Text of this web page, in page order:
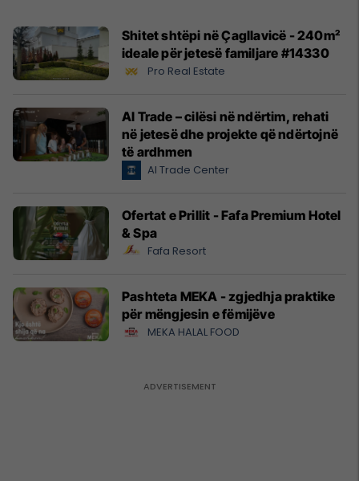
Shitet shtëpi në Çagllavicë - 240m²
ideale për jetesë familjare #14330
Pro Real Estate
Al Trade – cilësi në ndërtim, rehati
në jetesë dhe projekte që ndërtojnë
të ardhmen
Al Trade Center
Ofertat e Prillit - Fafa Premium Hotel
& Spa
Fafa Resort
Pashteta MEKA - zgjedhja praktike
për mëngjesin e fëmijëve
MEKA HALAL FOOD